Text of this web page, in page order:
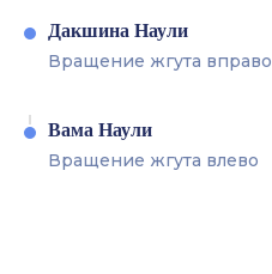
Дакшина Наули
Вращение жгута вправо
Вама Наули
Вращение жгута влево